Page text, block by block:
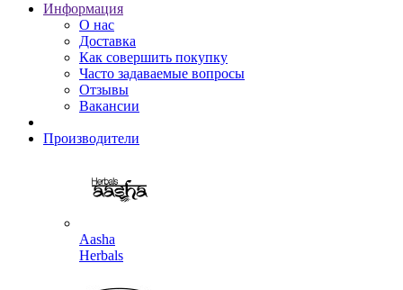
Информация
О нас
Доставка
Как совершить покупку
Часто задаваемые вопросы
Отзывы
Вакансии
Производители
Aasha
Herbals